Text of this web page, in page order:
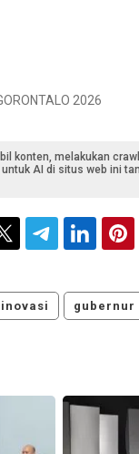
2026
konten, melakukan
AI di situs web ini
gubernur